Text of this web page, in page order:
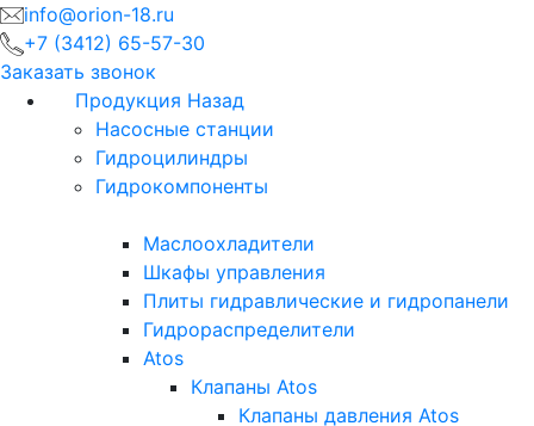
info@orion-18.ru
+7 (3412) 65-57-30
Заказать звонок
Продукция Назад
Насосные станции
Гидроцилиндры
Гидрокомпоненты
Маслоохладители
Шкафы управления
Плиты гидравлические и гидропанели
Гидрораспределители
Atos
Клапаны Atos
Клапаны давления Atos